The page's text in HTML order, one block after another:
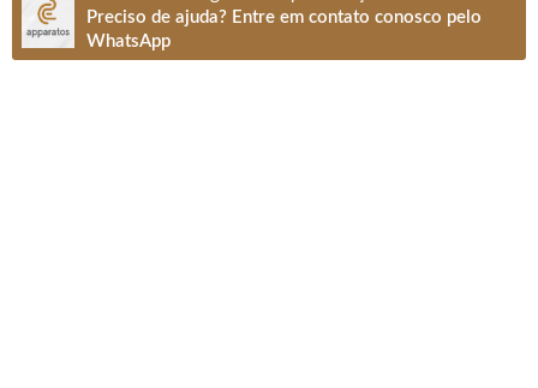
Preciso de ajuda? Entre em contato conosco pelo
WhatsApp